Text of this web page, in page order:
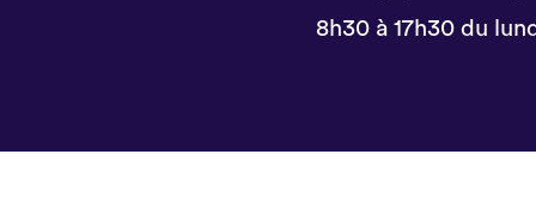
8h30 à 17h30 du